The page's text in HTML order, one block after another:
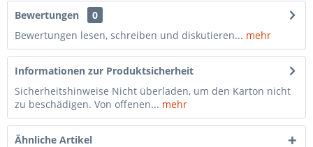
Bewertungen
0
Bewertungen lesen, schreiben und diskutieren... mehr
Informationen zur Produktsicherheit
Sicherheitshinweise Nicht überladen, um den Karton nicht
zu beschädigen. Von offenen... mehr
Ähnliche Artikel